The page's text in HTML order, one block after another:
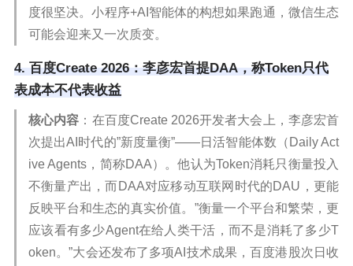
度很坚决。小程序+AI智能体的构想如果跑通，微信生态
可能会迎来又一次质变。
4. 百度Create 2026：李彦宏首提DAA，称Token只代
表成本不代表收益
核心内容 ：在百度Create 2026开发者大会上，李彦宏首
次提出AI时代的”新度量衡”——日活智能体数（Daily Act
ive Agents，简称DAA）。他认为Token消耗只衡量投入
不衡量产出，而DAA对应移动互联网时代的DAU，更能
反映平台和生态的真实价值。”衡量一个平台和繁荣，更
应该看有多少Agent在给人类干活，而不是消耗了多少T
oken。”大会还发布了多项AI技术成果，百度港股次日收